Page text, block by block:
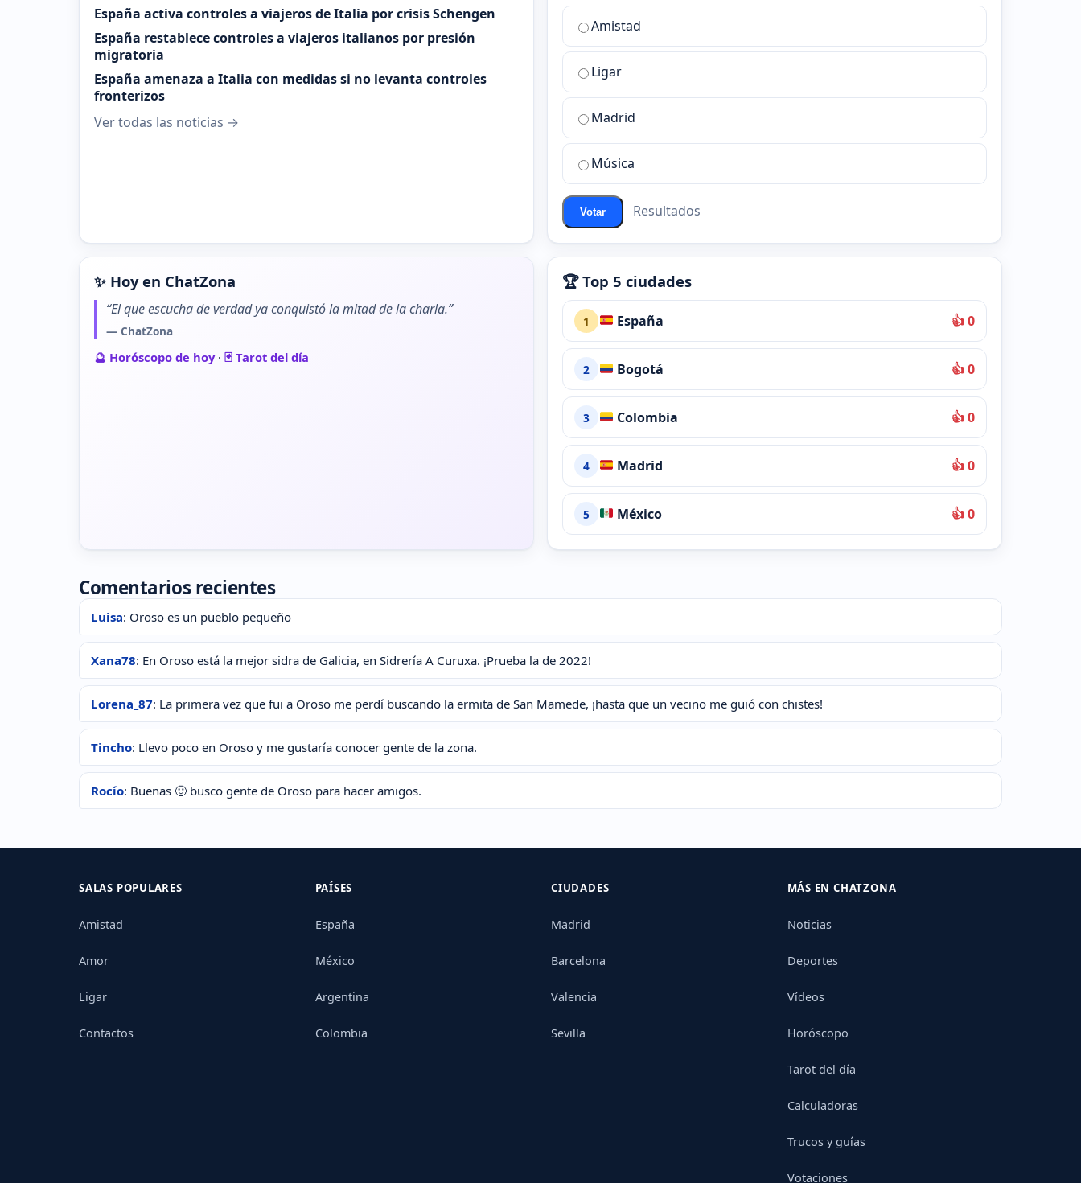
España activa controles a viajeros de Italia por crisis Schengen
España restablece controles a viajeros italianos por presión
migratoria
España amenaza a Italia con medidas si no levanta controles
fronterizos
Ver todas las noticias →
¿Cuál
la
mejor
sala
chat
ChatZona?
Amistad
Ligar
Madrid
Música
Votar Resultados
✨ Hoy en ChatZona
“El que escucha de verdad ya conquistó la mitad de la charla.”
— ChatZona
🔮 Horóscopo de hoy· 🃏 Tarot del día
🏆 Top 5 ciudades
1 España 👍 0
2 Bogotá 👍 0
3 Colombia 👍 0
4 Madrid 👍 0
5 México 👍 0
Comentarios recientes
Luisa: Oroso es un pueblo pequeño
Xana78: En Oroso está la mejor sidra de Galicia, en Sidrería A Curuxa. ¡Prueba la de 2022!
Lorena_87: La primera vez que fui a Oroso me perdí buscando la ermita de San Mamede, ¡hasta que un vecino me guió con chistes!
Tincho: Llevo poco en Oroso y me gustaría conocer gente de la zona.
Rocío: Buenas 🙂 busco gente de Oroso para hacer amigos.
SALAS POPULARES
Amistad
Amor
Ligar
Contactos
PAÍSES
España
México
Argentina
Colombia
CIUDADES
Madrid
Barcelona
Valencia
Sevilla
MÁS EN CHATZONA
Noticias
Deportes
Vídeos
Horóscopo
Tarot del día
Calculadoras
Trucos y guías
Votaciones